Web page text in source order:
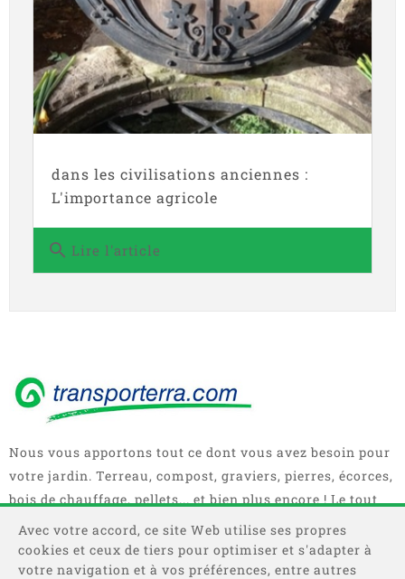
dans les civilisations anciennes :
L'importance agricole
search Lire l'article
Nous vous apportons tout ce dont vous avez besoin pour
votre jardin. Terreau, compost, graviers, pierres, écorces,
bois de chauffage, pellets... et bien plus encore ! Le tout
en sacs, big bag ou camions complets.
Avec votre accord, ce site Web utilise ses propres
cookies et ceux de tiers pour optimiser et s'adapter à
votre navigation et à vos préférences, entre autres